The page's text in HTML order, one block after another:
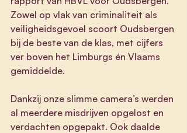
Zowel op vlak van criminaliteit als
veiligheidsgevoel scoort Oudsbergen
bij de beste van de klas, met cijfers
ver boven het Limburgs én Vlaams
gemiddelde.
Dankzij onze slimme camera’s werden
al meerdere misdrijven opgelost en
verdachten opgepakt. Ook daalde